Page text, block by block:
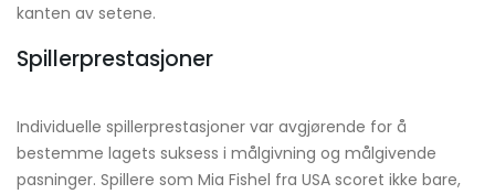
kanten av setene.
Spillerprestasjoner
Individuelle spillerprestasjoner var avgjørende for å
bestemme lagets suksess i målgivning og målgivende
pasninger. Spillere som Mia Fishel fra USA scoret ikke bare,